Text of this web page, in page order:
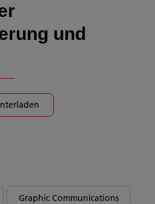
und
Graphic Communications